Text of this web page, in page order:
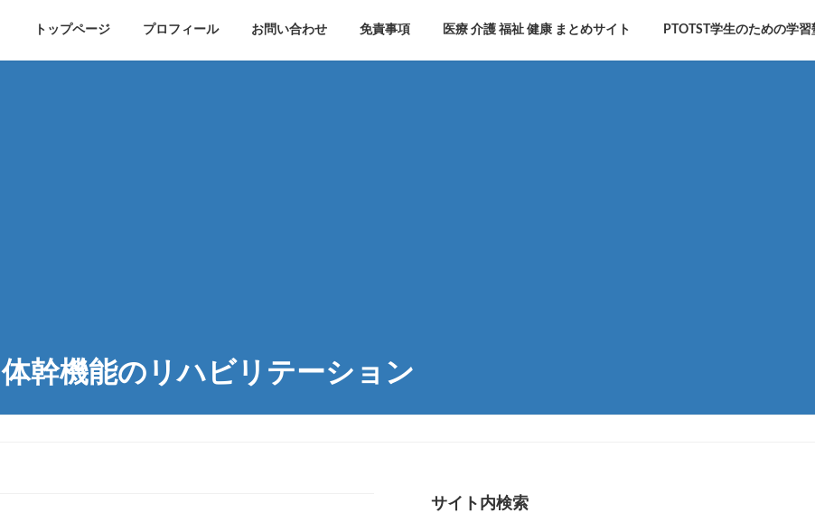
トップページ プロフィール お問い合わせ 免責事項 医療 介護 福祉 健康 まとめサイト PTOTST学生のための学習
体幹機能のリハビリテーション
サイト内検索